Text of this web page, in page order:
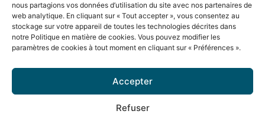
nous partagions vos données d’utilisation du site avec nos partenaires de
web analytique. En cliquant sur « Tout accepter », vous consentez au
stockage sur votre appareil de toutes les technologies décrites dans
notre Politique en matière de cookies. Vous pouvez modifier les
paramètres de cookies à tout moment en cliquant sur « Préférences ».
Accepter
Refuser
Recrutement
Informations légales
Politique de confidentialité